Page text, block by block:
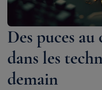
Des puces
dans les
demain